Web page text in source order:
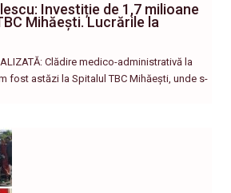
Investiție de 1,7 milioane
Mihăești. Lucrările la
Clădire medico-administrativă la
fost astăzi la Spitalul TBC Mihăești, unde s-